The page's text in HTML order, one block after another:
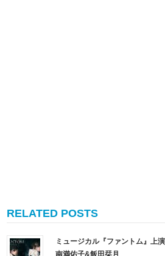
RELATED POSTS
ミュージカル『ファントム』上